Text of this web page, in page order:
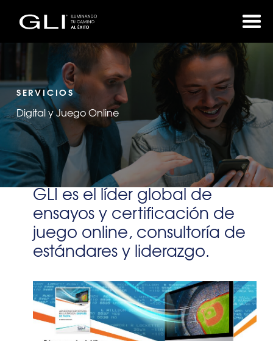
SERVICIOS
Digital y Juego Online
GLI es el líder global de
ensayos y certificación de
juego online, consultoría de
estándares y liderazgo.